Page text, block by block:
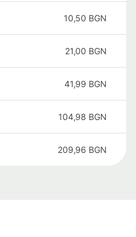
10,50 BGN
21,00 BGN
41,99 BGN
104,98 BGN
209,96 BGN